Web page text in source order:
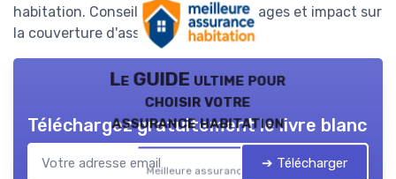
habitation. Conseils pratiques, avantages et impact sur
la couverture d'assurance.
Le GUIDE ultime pour
choisir votre
assurance habitation
Meilleure assurance
Téléchargez gratuitement le livre blanc
➔ Télécharger